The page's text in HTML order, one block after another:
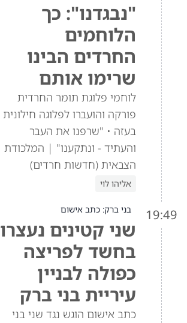
"נבגדנו": כך
הלוחמים
החרדים הבינו
שרימו אותם
לוחמי פלוגת תומר החרדית
פורקה והועברו לפלוגה חילונית
בעזה • "שרפנו את העבר
והעתיד - ונתקענו" | המלכודת
הצבאית (חדשות חרדים)
אליהו לוי
19:49 בני ברק: כתב אישום
שני קטינים נעצרו
בחשד לפריצה
כפולה לבניין
עיריית בני ברק
כתב אישום הוגש נגד שני בני